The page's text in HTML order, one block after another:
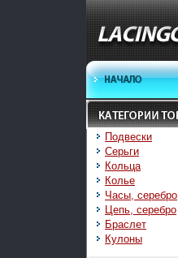
Подвески
Серьги
Кольца
Колье
Часы, серебро
Цепь, серебро
Браслет
Кулоны